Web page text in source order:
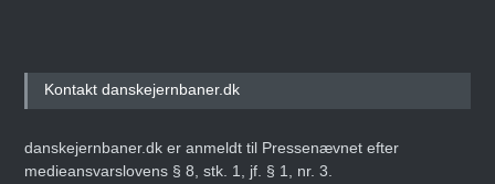
Kontakt danskejernbaner.dk
danskejernbaner.dk er anmeldt til Pressenævnet efter
medieansvarslovens § 8, stk. 1, jf. § 1, nr. 3.